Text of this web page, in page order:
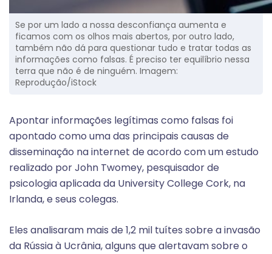
Se por um lado a nossa desconfiança aumenta e
ficamos com os olhos mais abertos, por outro lado,
também não dá para questionar tudo e tratar todas as
informações como falsas. É preciso ter equilíbrio nessa
terra que não é de ninguém. Imagem:
Reprodução/iStock
Apontar informações legítimas como falsas foi
apontado como uma das principais causas de
disseminação na internet de acordo com um estudo
realizado por John Twomey, pesquisador de
psicologia aplicada da University College Cork, na
Irlanda, e seus colegas.
Eles analisaram mais de 1,2 mil tuítes sobre a invasão
da Rússia à Ucrânia, alguns que alertavam sobre o